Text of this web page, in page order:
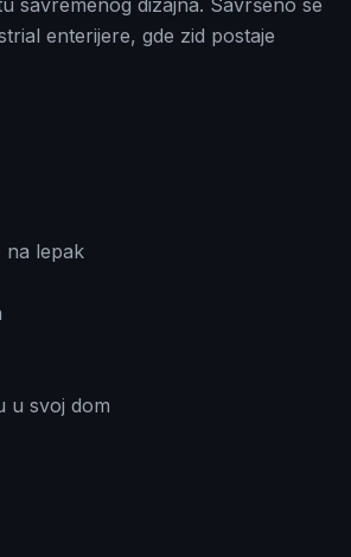
savremenog dizajna. Savršeno se
enterijere, gde zid postaje
na lepak
u svoj dom